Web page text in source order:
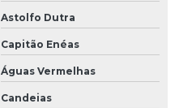
Astolfo Dutra
Capitão Enéas
Águas Vermelhas
Candeias